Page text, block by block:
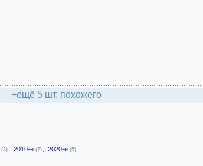
+ещё 5 шт. похожего
(3) 2010-е (7) 2020-е (5)